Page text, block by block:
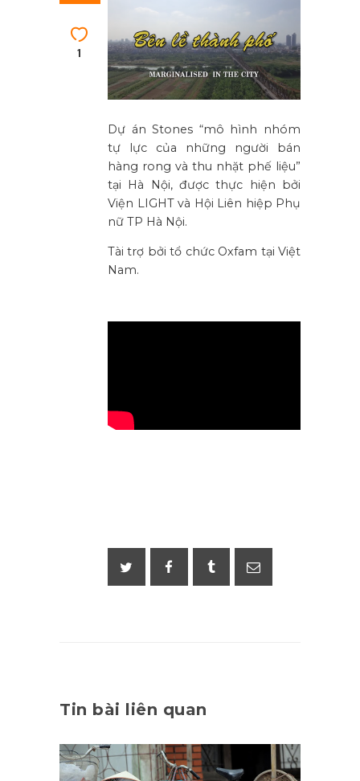
1
Dự án Stones “mô hình nhóm
tự lực của những người bán
hàng rong và thu nhặt phế liệu”
tại Hà Nội, được thực hiện bởi
Viện LIGHT và Hội Liên hiệp Phụ
nữ TP Hà Nội.
Tài trợ bởi tổ chức Oxfam tại Việt
Nam.
Tin bài liên quan